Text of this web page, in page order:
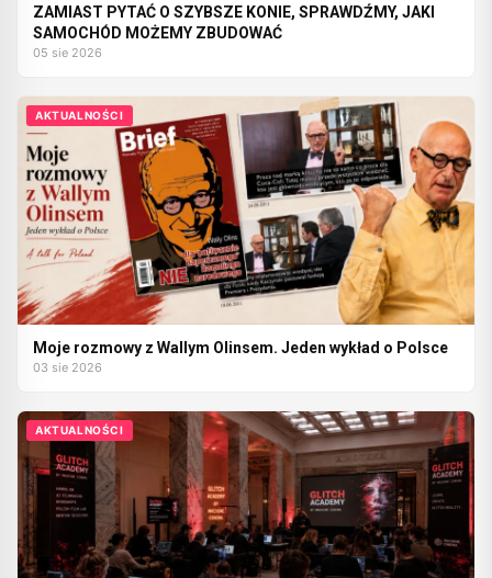
ZAMIAST PYTAĆ O SZYBSZE KONIE, SPRAWDŹMY, JAKI
SAMOCHÓD MOŻEMY ZBUDOWAĆ
05 sie 2026
AKTUALNOŚCI
Moje rozmowy z Wallym Olinsem. Jeden wykład o Polsce
03 sie 2026
AKTUALNOŚCI